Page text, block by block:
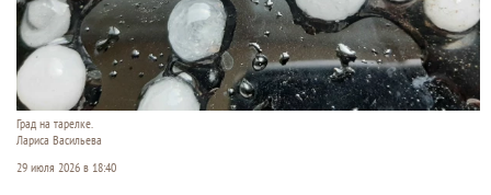
Град на тарелке.
Лариса Васильева
29 июля 2026 в 18:40